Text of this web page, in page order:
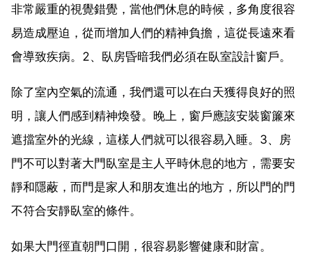
非常嚴重的視覺錯覺，當他們休息的時候，多角度很容
易造成壓迫，從而增加人們的精神負擔，這從長遠來看
會導致疾病。2、臥房昏暗我們必須在臥室設計窗戶。
除了室內空氣的流通，我們還可以在白天獲得良好的照
明，讓人們感到精神煥發。晚上，窗戶應該安裝窗簾來
遮擋室外的光線，這樣人們就可以很容易入睡。3、房
門不可以對著大門臥室是主人平時休息的地方，需要安
靜和隱蔽，而門是家人和朋友進出的地方，所以門的門
不符合安靜臥室的條件。
如果大門徑直朝門口開，很容易影響健康和財富。